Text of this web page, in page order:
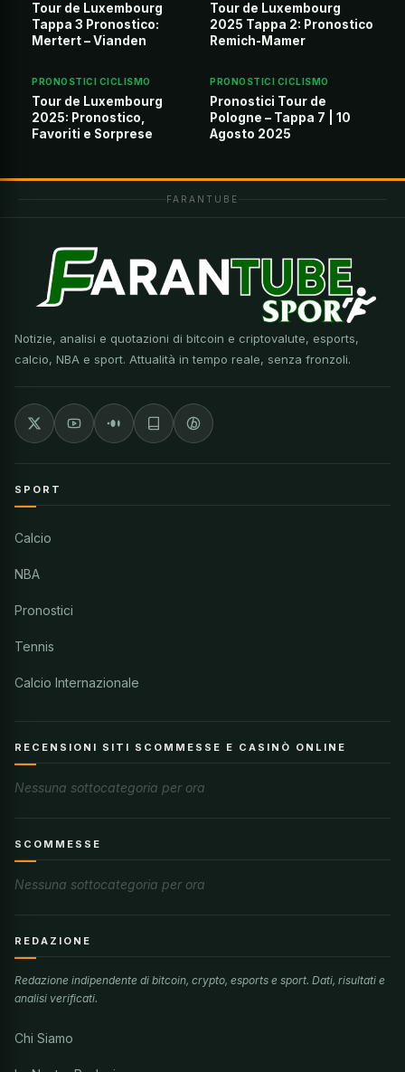
Tour de Luxembourg
Tappa 3 Pronostico:
Mertert – Vianden
Tour de Luxembourg
2025 Tappa 2: Pronostico
Remich-Mamer
PRONOSTICI CICLISMO
Tour de Luxembourg
2025: Pronostico,
Favoriti e Sorprese
PRONOSTICI CICLISMO
Pronostici Tour de
Pologne – Tappa 7 | 10
Agosto 2025
FARANTUBE
Notizie, analisi e quotazioni di bitcoin e criptovalute, esports,
calcio, NBA e sport. Attualità in tempo reale, senza fronzoli.
SPORT
Calcio
NBA
Pronostici
Tennis
Calcio Internazionale
RECENSIONI SITI SCOMMESSE E CASINÒ ONLINE
Nessuna sottocategoria per ora
SCOMMESSE
Nessuna sottocategoria per ora
REDAZIONE
Redazione indipendente di bitcoin, crypto, esports e sport. Dati, risultati e
analisi verificati.
Chi Siamo